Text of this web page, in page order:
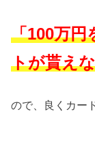
「100万円
トが貰え
ので、良くカー